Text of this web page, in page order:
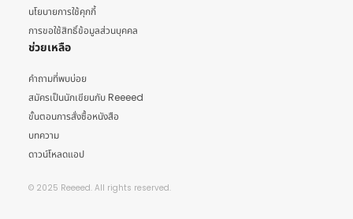
นโยบายการใช้คุกกี้
การขอใช้สิทธิ์ข้อมูลส่วนบุคคล
ช่วยเหลือ
คำถามที่พบบ่อย
สมัครเป็นนักเขียนกับ Reeeed
ขั้นตอนการสั่งซื้อหนังสือ
บทความ
ดาวน์โหลดแอป
© 2025 Reeeed. All rights reserved.